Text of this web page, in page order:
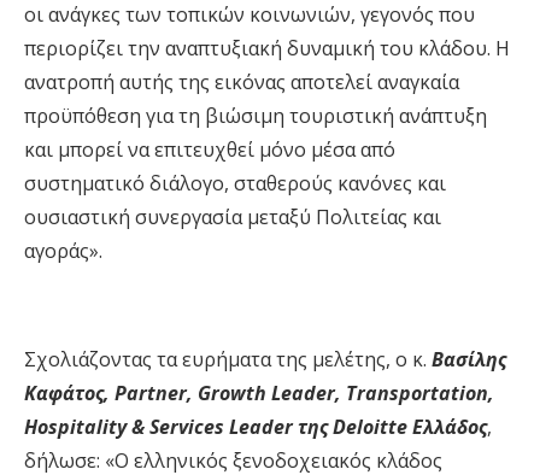
οι ανάγκες των τοπικών κοινωνιών, γεγονός που
περιορίζει την αναπτυξιακή δυναμική του κλάδου. Η
ανατροπή αυτής της εικόνας αποτελεί αναγκαία
προϋπόθεση για τη βιώσιμη τουριστική ανάπτυξη
και μπορεί να επιτευχθεί μόνο μέσα από
συστηματικό διάλογο, σταθερούς κανόνες και
ουσιαστική συνεργασία μεταξύ Πολιτείας και
αγοράς».
Σχολιάζοντας τα ευρήματα της μελέτης, ο κ. Βασίλης
Καφάτος, Partner, Growth Leader, Transportation,
Hospitality&Services LeaderτηςDeloitteΕλλάδος,
δήλωσε: «Ο ελληνικός ξενοδοχειακός κλάδος